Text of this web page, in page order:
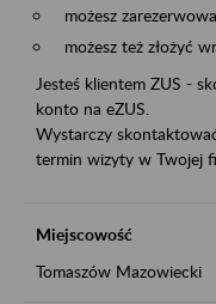
możesz
możesz też złożyć
Jesteś klientem ZUS -
konto na eZUS.
Wystarczy
termin wizyty w Twojej
Miejscowość
Tomaszów Mazowiecki